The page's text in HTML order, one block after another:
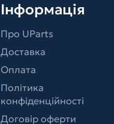
Інформація
Про UParts
Доставка
Оплата
Політика
конфіденційності
Договір оферти